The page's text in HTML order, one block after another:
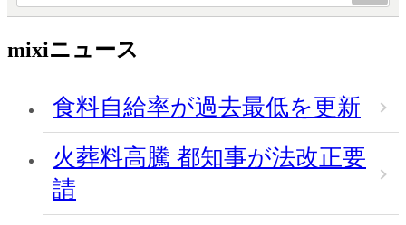
mixiニュース
食料自給率が過去最低を更新
火葬料高騰 都知事が法改正要
請